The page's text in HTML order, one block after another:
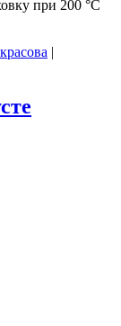
при 200 °C
|